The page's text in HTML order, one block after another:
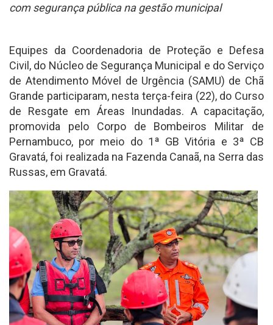
com segurança pública na gestão municipal
Equipes da Coordenadoria de Proteção e Defesa
Civil, do Núcleo de Segurança Municipal e do Serviço
de Atendimento Móvel de Urgência (SAMU) de Chã
Grande participaram, nesta terça-feira (22), do Curso
de Resgate em Áreas Inundadas. A capacitação,
promovida pelo Corpo de Bombeiros Militar de
Pernambuco, por meio do 1ª GB Vitória e 3ª CB
Gravatá, foi realizada na Fazenda Canaã, na Serra das
Russas, em Gravatá.